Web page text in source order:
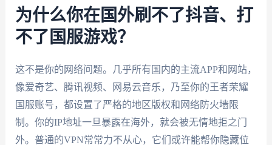
为什么你在国外刷不了抖音、打
不了国服游戏？
这不是你的网络问题。几乎所有国内的主流APP和网站，
像爱奇艺、腾讯视频、网易云音乐，乃至你的王者荣耀
国服账号，都设置了严格的地区版权和网络防火墙限
制。你的IP地址一旦暴露在海外，就会被无情地拒之门
外。普通的VPN常常力不从心，它们或许能帮你隐藏位